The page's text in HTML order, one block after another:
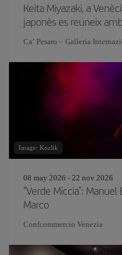
Keita Miyazaki, a
japonès es reuneix
Ca’ Pesaro – Galleria
Image: Kozlik
08 may 2026 - 22 nov 2026
"Verde Miccia":
Marco
Confcommercio Venezia